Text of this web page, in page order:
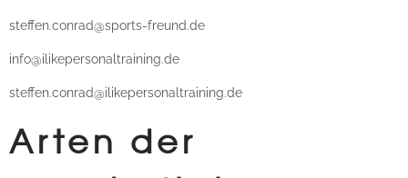
steffen.conrad@sports-freund.de
info@ilikepersonaltraining.de
steffen.conrad@ilikepersonaltraining.de
Arten der